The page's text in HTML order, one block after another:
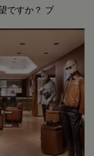
ですか？ ブ